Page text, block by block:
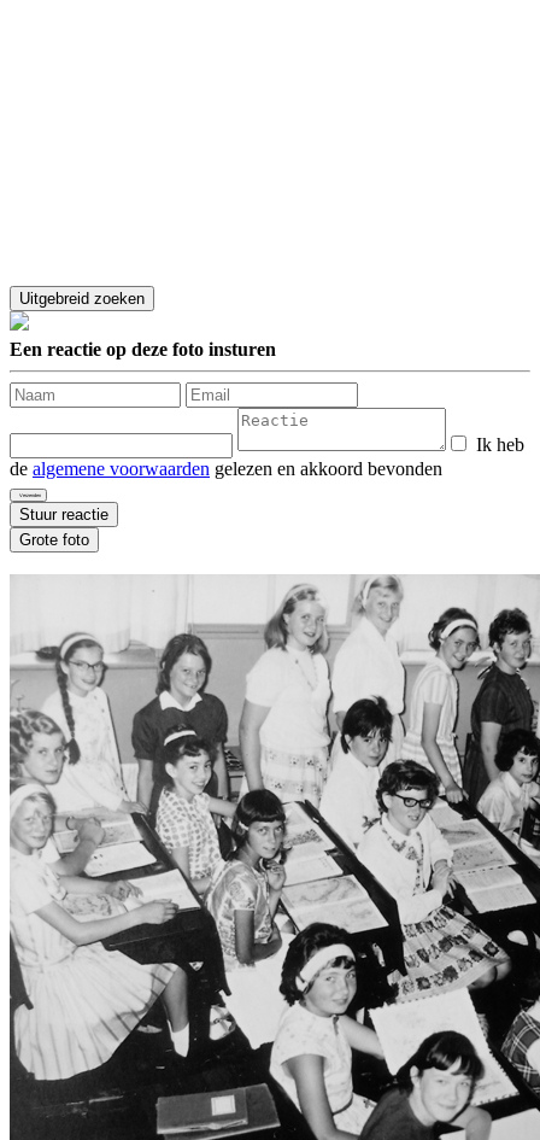
Een reactie op deze foto insturen
Ik heb
de algemene voorwaarden gelezen en akkoord bevonden